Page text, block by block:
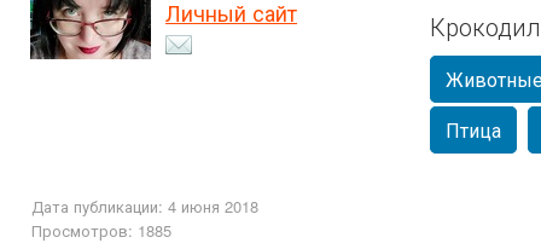
Личный сайт
Птица
Дата публикации: 4 июня 2018
Просмотров: 1885